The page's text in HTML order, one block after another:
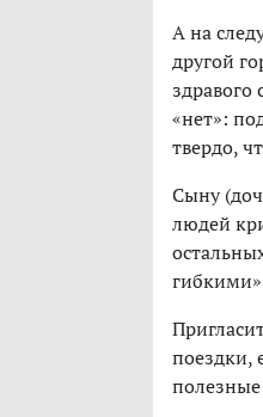
А на
другой
здравого
«нет»:
твердо,
Сыну
людей
поездки,
полезные